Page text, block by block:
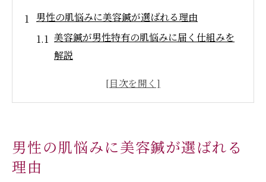
男性の肌悩みに美容鍼が選ばれる理由
美容鍼が男性特有の肌悩みに届く仕組みを
解説
肌のハリ改善を目指すなら美容鍼が最適な
男性の肌悩みに美容鍼が選ばれる
理由